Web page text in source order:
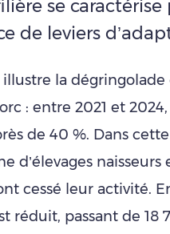
se caractérise
de leviers
la
: entre 2021 et
de 40 %. Dans
d’élevages naisseurs
cessé leur activité.
réduit, passant de 18